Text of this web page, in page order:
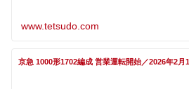
www.tetsudo.com
京急 1000形1702編成 営業運転開始／2026年2月